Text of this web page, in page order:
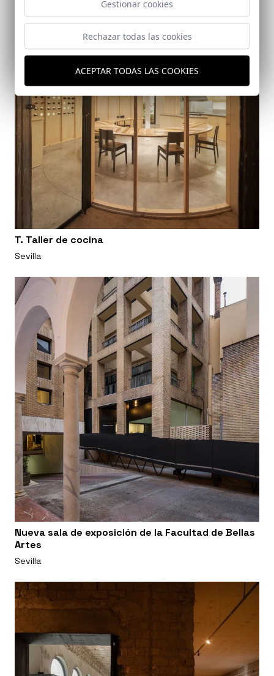
T. Taller de cocina
Sevilla
Nueva sala de exposición de la Facultad de Bellas
Artes
Sevilla
Gestionar cookies
Rechazar todas las cookies
ACEPTAR TODAS LAS COOKIES